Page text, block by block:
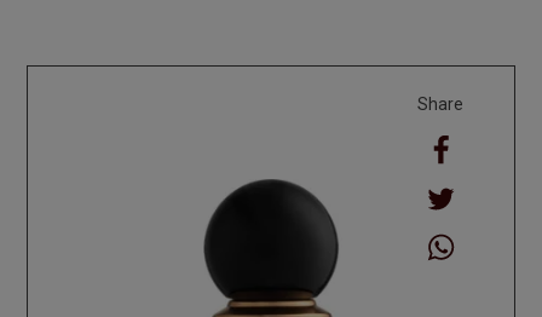
Share